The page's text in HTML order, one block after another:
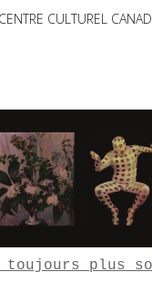
CENTRE CULTUREL
toujours plus